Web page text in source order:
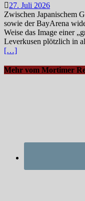
27. Juli 2026
Zwischen Japanischem
sowie der BayArena
Weise das Image einer
Leverkusen plötzlich in
[…]
Mehr vom Mortimer